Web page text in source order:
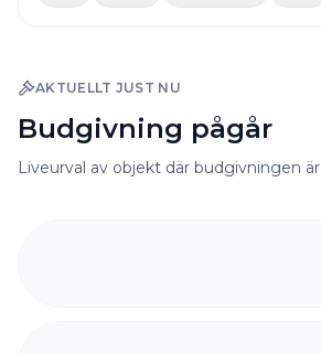
AKTUELLT JUST NU
Budgivning pågår
Liveurval av objekt där budgivningen